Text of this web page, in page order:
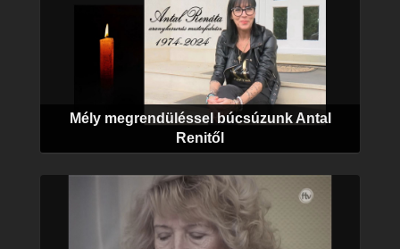
Mély megrendüléssel búcsúzunk Antal
Renitől